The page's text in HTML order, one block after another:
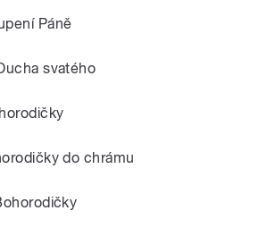
Páně
svatého
do chrámu